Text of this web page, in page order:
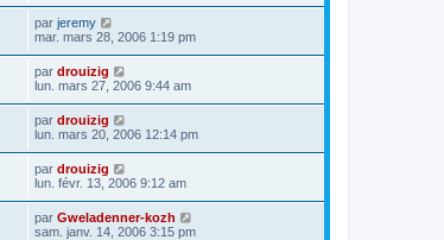
par jeremy
mar. mars 28, 2006 1:19 pm
par drouizig
lun. mars 27, 2006 9:44 am
par drouizig
lun. mars 20, 2006 12:14 pm
par drouizig
lun. févr. 13, 2006 9:12 am
par Gweladenner-kozh
sam. janv. 14, 2006 3:15 pm